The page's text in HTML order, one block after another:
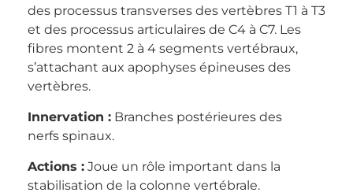
des processus transverses des vertèbres T1 à T3
et des processus articulaires de C4 à C7. Les
fibres montent 2 à 4 segments vertébraux,
s’attachant aux apophyses épineuses des
vertèbres.
Innervation : Branches postérieures des
nerfs spinaux.
Actions : Joue un rôle important dans la
stabilisation de la colonne vertébrale.